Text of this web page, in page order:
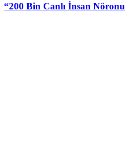
“200 Bin Canlı İnsan